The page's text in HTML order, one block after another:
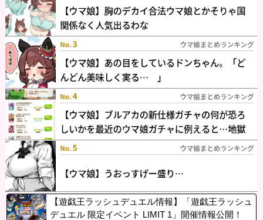
【遊戯王ラッシュデュエル情報】「遊戯王ラッシュ
デュエル 限定イベント LIMIT 1」開催情報公開！